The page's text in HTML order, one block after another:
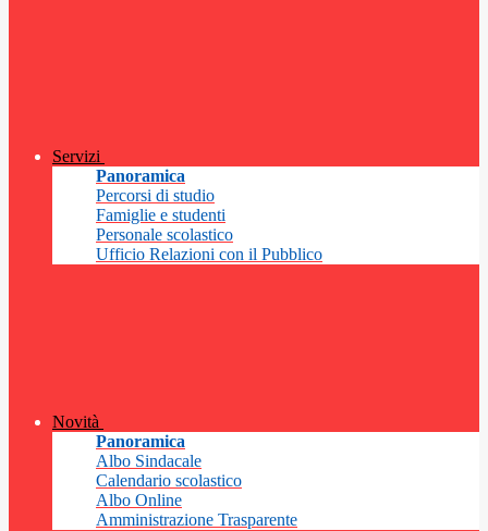
Servizi
Panoramica
Percorsi di studio
Famiglie e studenti
Personale scolastico
Ufficio Relazioni con il Pubblico
Novità
Panoramica
Albo Sindacale
Calendario scolastico
Albo Online
Amministrazione Trasparente